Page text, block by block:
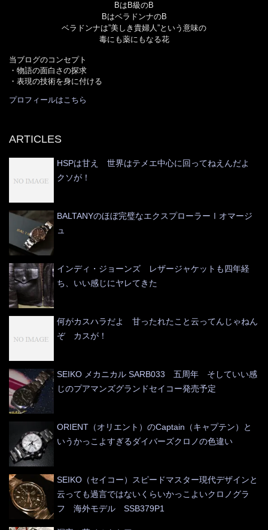
BはB級のB
BはベラドンナのB
ベラドンナは”美しき貴婦人”という意味の
毒にも薬にもなる花
当ブログのコンセプト
・物語の面白さの探求
・表現の技術を身に付ける
プロフィールはこちら
ARTICLES
HSPは甘え 世界はテメエ中心に回ってねえんだよ
クソが！
BALTANYのほぼ完璧なエクスプローラーⅠオマージ
ュ
インディ・ジョーンズ レザージャケットも四年経
ち、いい感じにヤレてきた
何がカスハラだよ 甘ったれたこと云ってんじゃねん
ぞ カスが！
SEIKO メカニカル SARB033 五周年 そしていい感
じのプアマンズグランドセイコー発売予定
ORIENT（オリエント）のCaptain（キャプテン）と
いうかっこよすぎるダイバーズクロノの色違い
SEIKO（セイコー）スピードマスター現代デザインと
云っても過言ではないくらいかっこよいクロノグラ
フ 海外モデル SSB379P1